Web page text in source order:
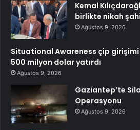
Kemal
birlikte nikah
Ağustos 9, 2026
Situational Awareness çip girişimi
500 milyon dolar yatırdı
Ağustos 9, 2026
Gaziantep’te
Operasyonu
Ağustos 9, 2026